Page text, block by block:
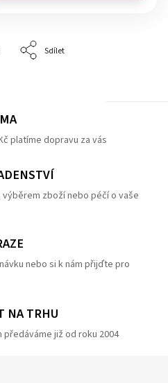
Sdílet
platíme dopravu za vás
výběrem zboží nebo péčí o vaše
nebo si k nám přijďte pro
NA TRHU
předáváme již od roku 2004